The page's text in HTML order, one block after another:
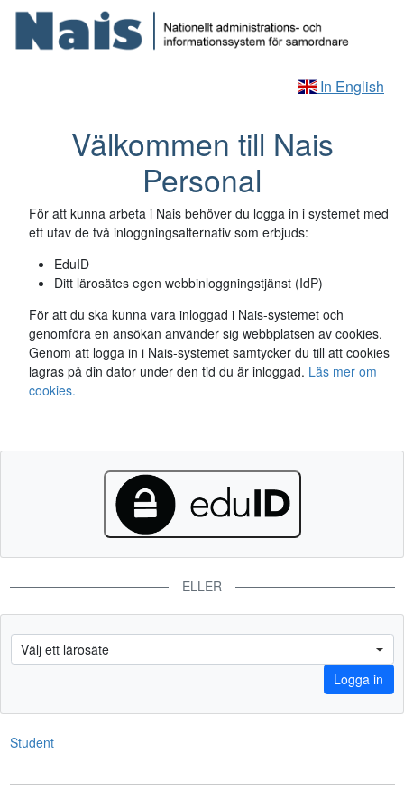
In English
Välkommen till Nais
Personal
För att kunna arbeta i Nais behöver du logga in i systemet med
ett utav de två inloggningsalternativ som erbjuds:
EduID
Ditt lärosätes egen webbinloggningstjänst (IdP)
För att du ska kunna vara inloggad i Nais-systemet och
genomföra en ansökan använder sig webbplatsen av cookies.
Genom att logga in i Nais-systemet samtycker du till att cookies
lagras på din dator under den tid du är inloggad. Läs mer om
cookies.
ELLER
Student